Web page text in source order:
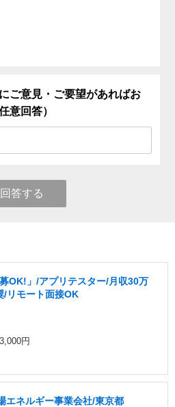
ご意見・ご要望があればお
意回答）
回答する
OK!」/アプリテスター/月収30万
/リモート面接OK
円
エネルギー事業会社/東京都